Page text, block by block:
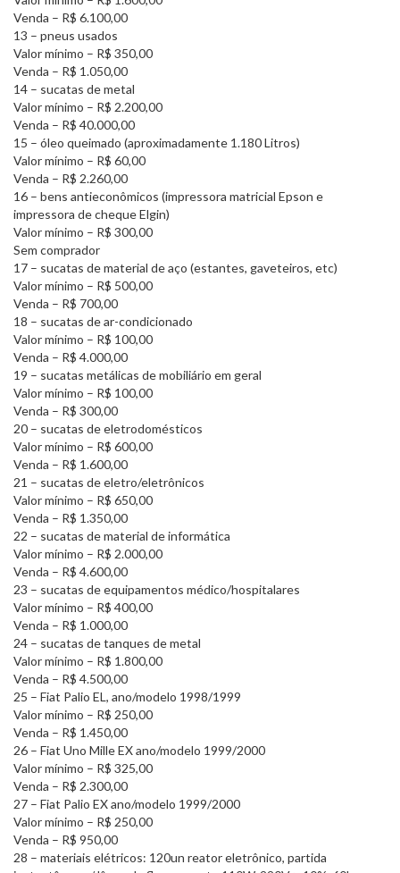
Venda – R$ 6.100,00
13 – pneus usados
Valor mínimo – R$ 350,00
Venda – R$ 1.050,00
14 – sucatas de metal
Valor mínimo – R$ 2.200,00
Venda – R$ 40.000,00
15 – óleo queimado (aproximadamente 1.180 Litros)
Valor mínimo – R$ 60,00
Venda – R$ 2.260,00
16 – bens antieconômicos (impressora matricial Epson e
impressora de cheque Elgin)
Valor mínimo – R$ 300,00
Sem comprador
17 – sucatas de material de aço (estantes, gaveteiros, etc)
Valor mínimo – R$ 500,00
Venda – R$ 700,00
18 – sucatas de ar-condicionado
Valor mínimo – R$ 100,00
Venda – R$ 4.000,00
19 – sucatas metálicas de mobiliário em geral
Valor mínimo – R$ 100,00
Venda – R$ 300,00
20 – sucatas de eletrodomésticos
Valor mínimo – R$ 600,00
Venda – R$ 1.600,00
21 – sucatas de eletro/eletrônicos
Valor mínimo – R$ 650,00
Venda – R$ 1.350,00
22 – sucatas de material de informática
Valor mínimo – R$ 2.000,00
Venda – R$ 4.600,00
23 – sucatas de equipamentos médico/hospitalares
Valor mínimo – R$ 400,00
Venda – R$ 1.000,00
24 – sucatas de tanques de metal
Valor mínimo – R$ 1.800,00
Venda – R$ 4.500,00
25 – Fiat Palio EL, ano/modelo 1998/1999
Valor mínimo – R$ 250,00
Venda – R$ 1.450,00
26 – Fiat Uno Mille EX ano/modelo 1999/2000
Valor mínimo – R$ 325,00
Venda – R$ 2.300,00
27 – Fiat Palio EX ano/modelo 1999/2000
Valor mínimo – R$ 250,00
Venda – R$ 950,00
28 – materiais elétricos: 120un reator eletrônico, partida